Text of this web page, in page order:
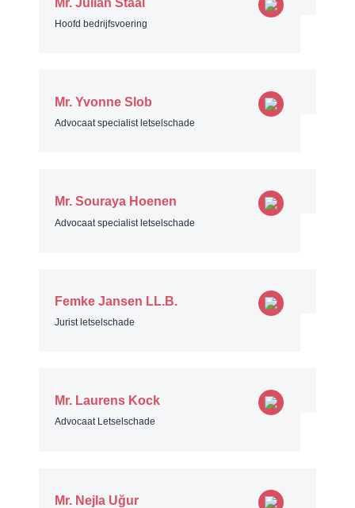
Hoofd bedrijfsvoering
Mr. Yvonne Slob
Advocaat specialist letselschade
Mr. Souraya Hoenen
Advocaat specialist letselschade
Femke Jansen LL.B.
Jurist letselschade
Mr. Laurens Kock
Advocaat Letselschade
Mr. Nejla Uğur